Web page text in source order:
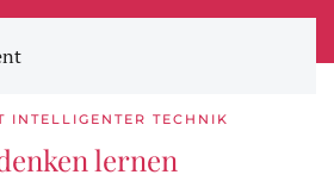
INTELLIGENTER TECHNIK
lernen